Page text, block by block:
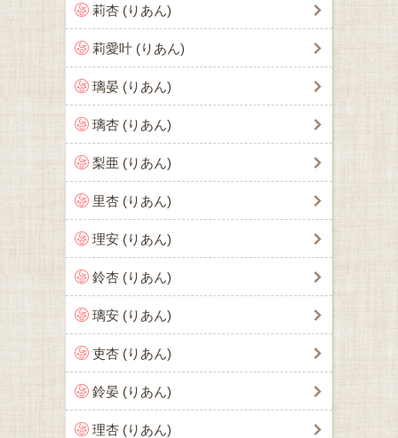
莉杏 (りあん)
莉愛叶 (りあん)
璃晏 (りあん)
璃杏 (りあん)
梨亜 (りあん)
里杏 (りあん)
理安 (りあん)
鈴杏 (りあん)
璃安 (りあん)
吏杏 (りあん)
鈴晏 (りあん)
理杏 (りあん)